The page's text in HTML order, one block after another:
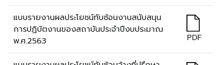
แบบรายงานผลประโยชน์ทับซ้อนงานสนับสนุน
การปฏิบัตงานของสถาบันประจำปีงบประมาณ
พ.ศ.2563
PDF